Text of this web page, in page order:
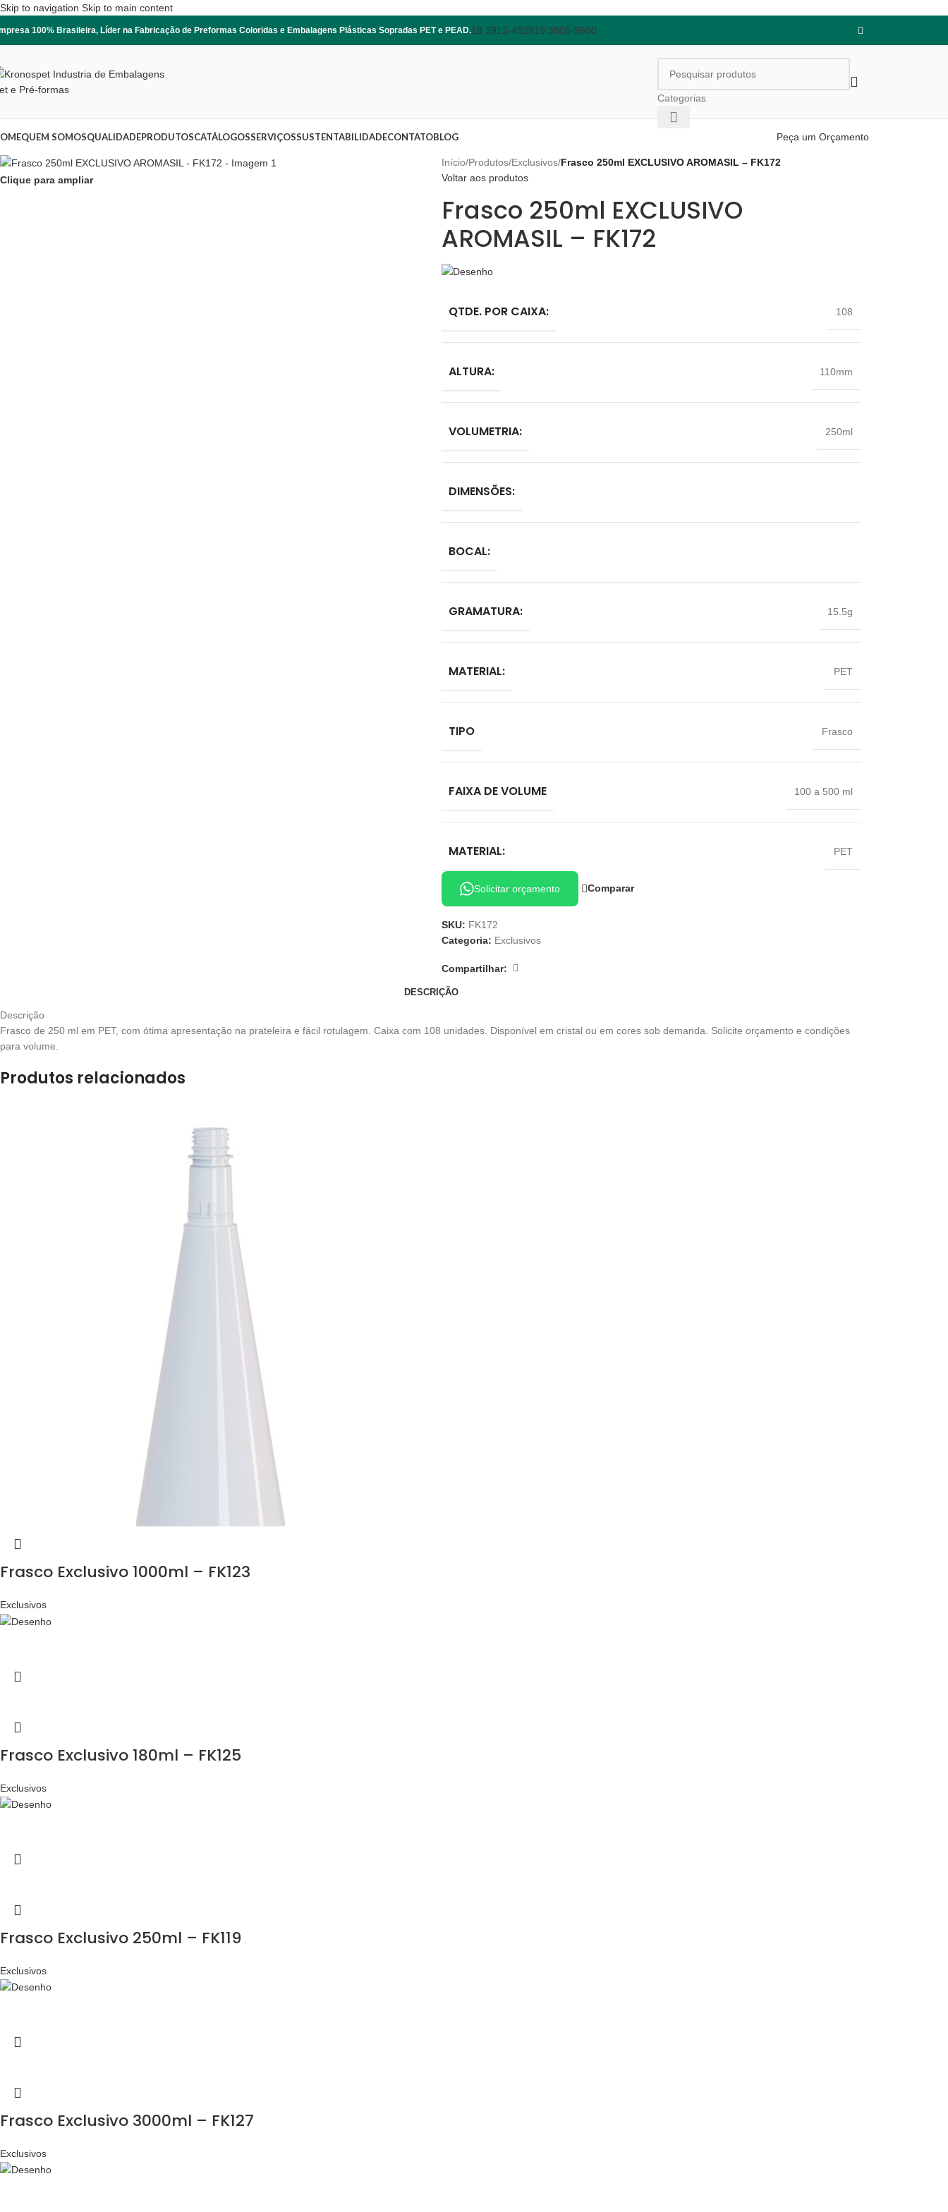
Skip to navigation Skip to main content
100% Brasileira, Líder na Fabricação de Preformas Coloridas e Embalagens Plásticas Sopradas PET e PEAD.19 3913-492919 3805-9500
Categorias
QUEM SOMOSQUALIDADEPRODUTOSCATÁLOGOSSERVIÇOSSUSTENTABILIDADECONTATOBLOG Peça um Orçamento
Clique para ampliar
Início/Produtos/Exclusivos/Frasco 250ml EXCLUSIVO AROMASIL – FK172
Voltar aos produtos
Frasco 250ml EXCLUSIVO
AROMASIL – FK172
QTDE. POR CAIXA: 108
ALTURA: 110mm
VOLUMETRIA: 250ml
DIMENSÕES:
BOCAL:
GRAMATURA: 15.5g
MATERIAL: PET
TIPO Frasco
FAIXA DE VOLUME 100 a 500 ml
MATERIAL: PET
Solicitar orçamento Comparar
SKU: FK172
Categoria: Exclusivos
Compartilhar:
DESCRIÇÃO
Descrição
Frasco de 250 ml em PET, com ótima apresentação na prateleira e fácil rotulagem. Caixa com 108 unidades. Disponível em cristal ou em cores sob demanda. Solicite orçamento e condições
para volume.
Produtos relacionados
Frasco Exclusivo 1000ml – FK123
Exclusivos
Frasco Exclusivo 180ml – FK125
Exclusivos
Frasco Exclusivo 250ml – FK119
Exclusivos
Frasco Exclusivo 3000ml – FK127
Exclusivos